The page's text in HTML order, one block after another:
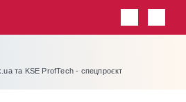
та KSE ProfTech - спецпроєкт